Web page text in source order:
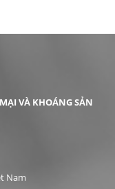
VÀ KHOÁNG SẢN
Nam